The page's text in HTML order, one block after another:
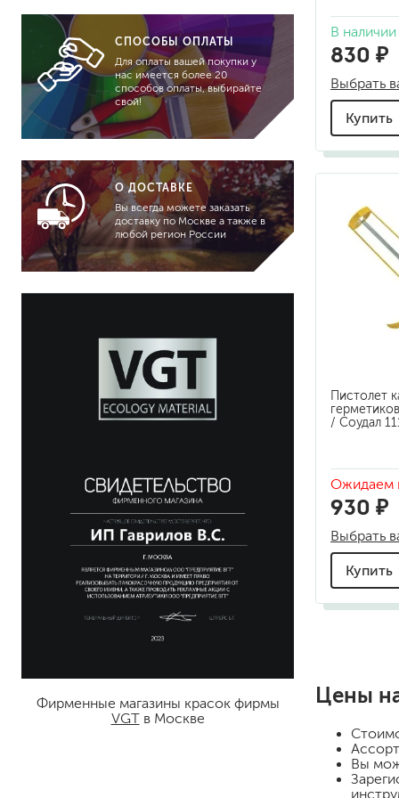
панели
крыша
кухонная зона
кухонные плиты, духовые
шкафы, грили, коптильни
мебель домашняя
металлические
конструкции
мебель садовая (уличная)
обои под покраску
общественное помещение
окна, двери
потолок
профили, декоративные
детали
пластиковые элементы
автомобиля
пути эвакуации
стены
терраса
трубы, радиаторы
CПОСОБЫ ОПЛАТЫ
Для оплаты вашей покупки у
нас имеется более 20
способов оплаты, выбирайте
свой!
О ДОСТАВКЕ
Вы всегда можете заказать
доставку по Москве а также в
любой регион России
Фирменные магазины красок фирмы
VGTв Москве
В наличии
830 ₽
Выбрать
Купить
Пистолет
/ Соудал
Ожидаем
930 ₽
Выбрать
Купить
Цены
Вы